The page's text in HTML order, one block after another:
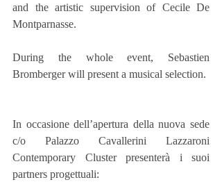
and the artistic supervision of Cecile De
Montparnasse.
During the whole event, Sebastien
Bromberger will present a musical selection.
In occasione dell’apertura della nuova sede
c/o Palazzo Cavallerini Lazzaroni
Contemporary Cluster presenterà i suoi
partners progettuali: